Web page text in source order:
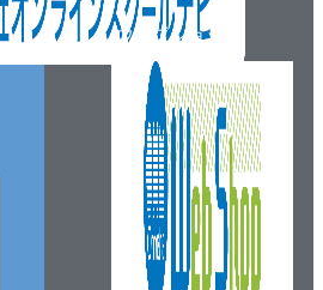
ウェブショップ